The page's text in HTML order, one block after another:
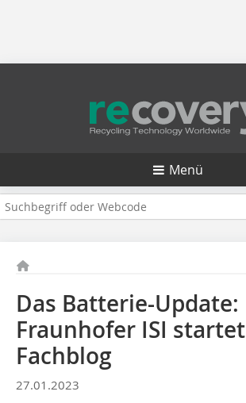
Menü
Das Batterie-Update:
Fraunhofer ISI startet
Fachblog
27.01.2023